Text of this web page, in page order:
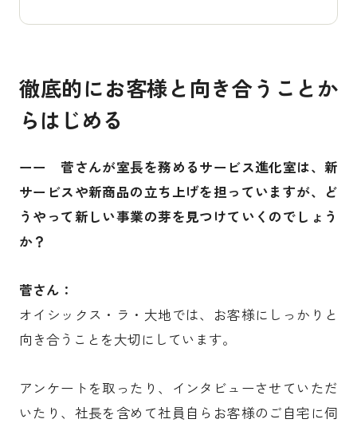
徹底的にお客様と向き合うことか
らはじめる
ーー 菅さんが室長を務めるサービス進化室は、新
サービスや新商品の立ち上げを担っていますが、ど
うやって新しい事業の芽を見つけていくのでしょう
か？
菅さん：
オイシックス・ラ・大地では、お客様にしっかりと
向き合うことを大切にしています。
アンケートを取ったり、インタビューさせていただ
いたり、社長を含めて社員自らお客様のご自宅に伺